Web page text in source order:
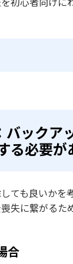
ックア
る必要が
ても良いかを
失に繋がるた
合